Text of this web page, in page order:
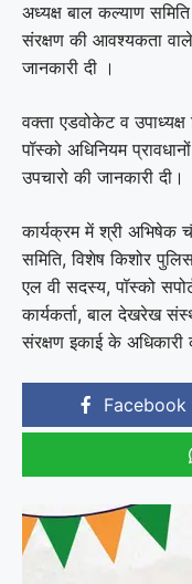
अध्यक्ष बाल कल्याण
संरक्षण की आवश्यकता
जानकारी दी ।
वक्ता एडवोकेट व
पॉस्को अधिनियम
उपचारो की जानकारी दी।
कार्यक्रम में श्री
समिति, विशेष किशोर
एल वी सदस्य, पॉस्को
कार्यकर्ता, बाल देखरेख
संरक्षण इकाई के अधिकारी
Facebook